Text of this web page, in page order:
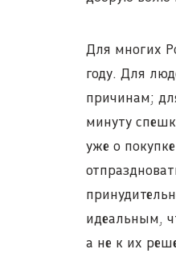
Для многих
году. Для
причинам;
минуту
уже о
идеальным,
а не к их